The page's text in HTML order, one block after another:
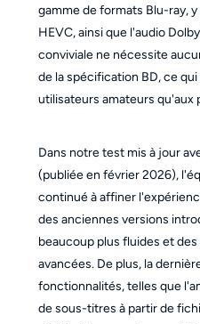
gamme de formats Blu-ray,
HEVC, ainsi que l'audio
conviviale ne nécessite
de la spécification BD, ce
utilisateurs amateurs qu'aux
Dans notre test mis à jour
(publiée en février 2026),
continué à affiner
des anciennes versions
beaucoup plus fluides et
avancées. De plus, la
fonctionnalités, telles que
de sous-titres à partir de